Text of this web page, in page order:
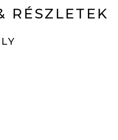
RÉSZLETEK